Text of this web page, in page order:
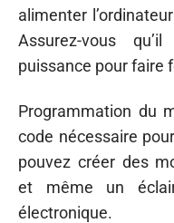
alimenter
Assurez-vous
puissance pour faire
Programmation du
code nécessaire
pouvez créer des
et même un
électronique.